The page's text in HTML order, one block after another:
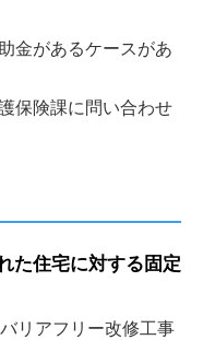
金があるケースがあ
保険課に問い合わせ
た住宅に対する固定
リアフリー改修工事